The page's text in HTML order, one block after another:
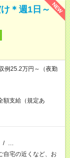
NEW
＊週1日～
例25.2万円～（夜勤
支給（規定あ
/ …
宅の近くなど、お